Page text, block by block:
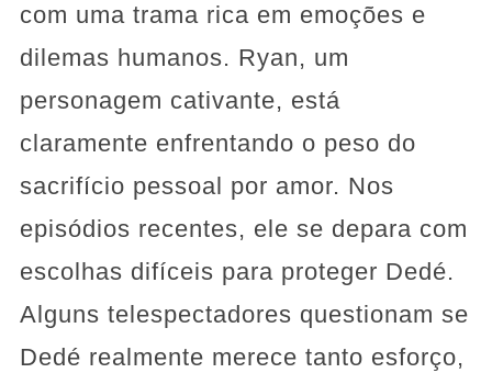
com uma trama rica em emoções e
dilemas humanos. Ryan, um
personagem cativante, está
claramente enfrentando o peso do
sacrifício pessoal por amor. Nos
episódios recentes, ele se depara com
escolhas difíceis para proteger Dedé.
Alguns telespectadores questionam se
Dedé realmente merece tanto esforço,